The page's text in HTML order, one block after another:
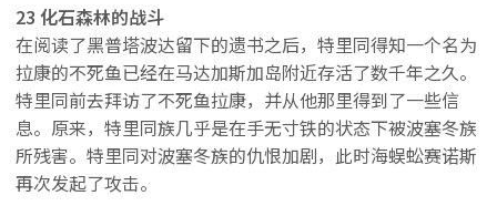
23 化石森林的战斗
在阅读了黑普塔波达留下的遗书之后，特里同得知一个名为
拉康的不死鱼已经在马达加斯加岛附近存活了数千年之久。
特里同前去拜访了不死鱼拉康，并从他那里得到了一些信
息。原来，特里同族几乎是在手无寸铁的状态下被波塞冬族
所残害。特里同对波塞冬族的仇恨加剧，此时海蜈蚣赛诺斯
再次发起了攻击。